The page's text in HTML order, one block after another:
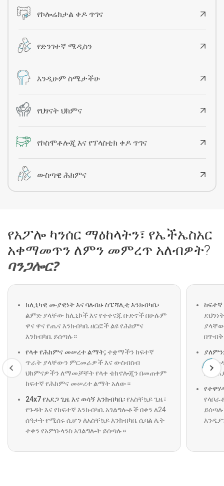
የኮሎሬክታል ቀዶ ጥገና
የድንገተኛ ሜዲስን
እንዲሁም ስሜታችሁ
የህፃናት ህክምና
የኮስሞቶሎጂ እና የፕላስቲክ ቀዶ ጥገና
ውስጣዊ ሕክምና
የአፖሎ ካንሰር ማዕከላትን፣ የኤችኤስአር
አቀማመጥን ለምን መምረጥ አለብዎት?
ባንጋሎር?
ክሊኒካዊ ሙያዊነት እና ባለብዙ ስፔሻሊቲ እንክብካቤ፡
ልምድ ያላቸው ክሊኒኮች እና የተቀናጁ ቡድኖች በሁሉም
ዋና ዋና የጤና እንክብካቤ ዘርፎች ልዩ የሕክምና
እንክብካቤ ይሰጣሉ።
የላቀ የሕክምና መሠረተ ልማት; ተቋማችን ከፍተኛ
ጥራት ያላቸውን ምርመራዎች እና ውስብስብ
ህክምናዎችን ለማመቻቸት የላቀ ቴክኖሎጂን በመጠቀም
ከፍተኛ የሕክምና መሠረተ ልማት አለው።
24x7 የአደጋ ጊዜ እና ወሳኝ እንክብካቤ፡የአስቸኳይ ጊዜ፣
የጉዳት እና የከፍተኛ እንክብካቤ አገልግሎቶች በቀን ለ24
ሰዓታት የሚሰሩ ሲሆን ለአስቸኳይ እንክብካቤ ሲባል ሌት
ተቀን የአምቡላንስ አገልግሎት ይሰጣሉ።
ከፍተኛ
በጥብቅ
እና